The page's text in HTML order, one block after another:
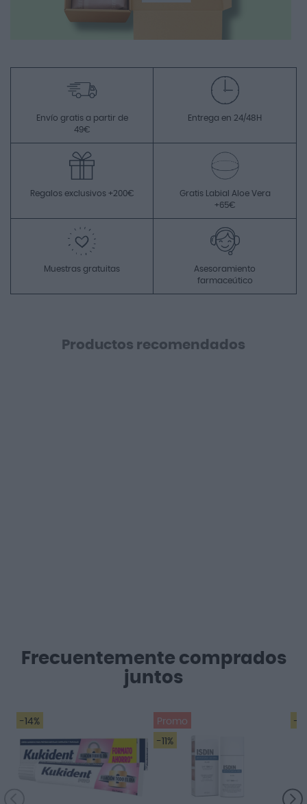
Envío gratis a partir de
49€
Entrega en 24/48H
Regalos exclusivos +200€
Gratis Labial Aloe Vera
+65€
Muestras gratuitas
Asesoramiento
farmaceútico
Productos recomendados
Frecuentemente comprados
juntos
-14% Promo
-11%
-